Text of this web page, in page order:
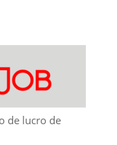
de lucro de